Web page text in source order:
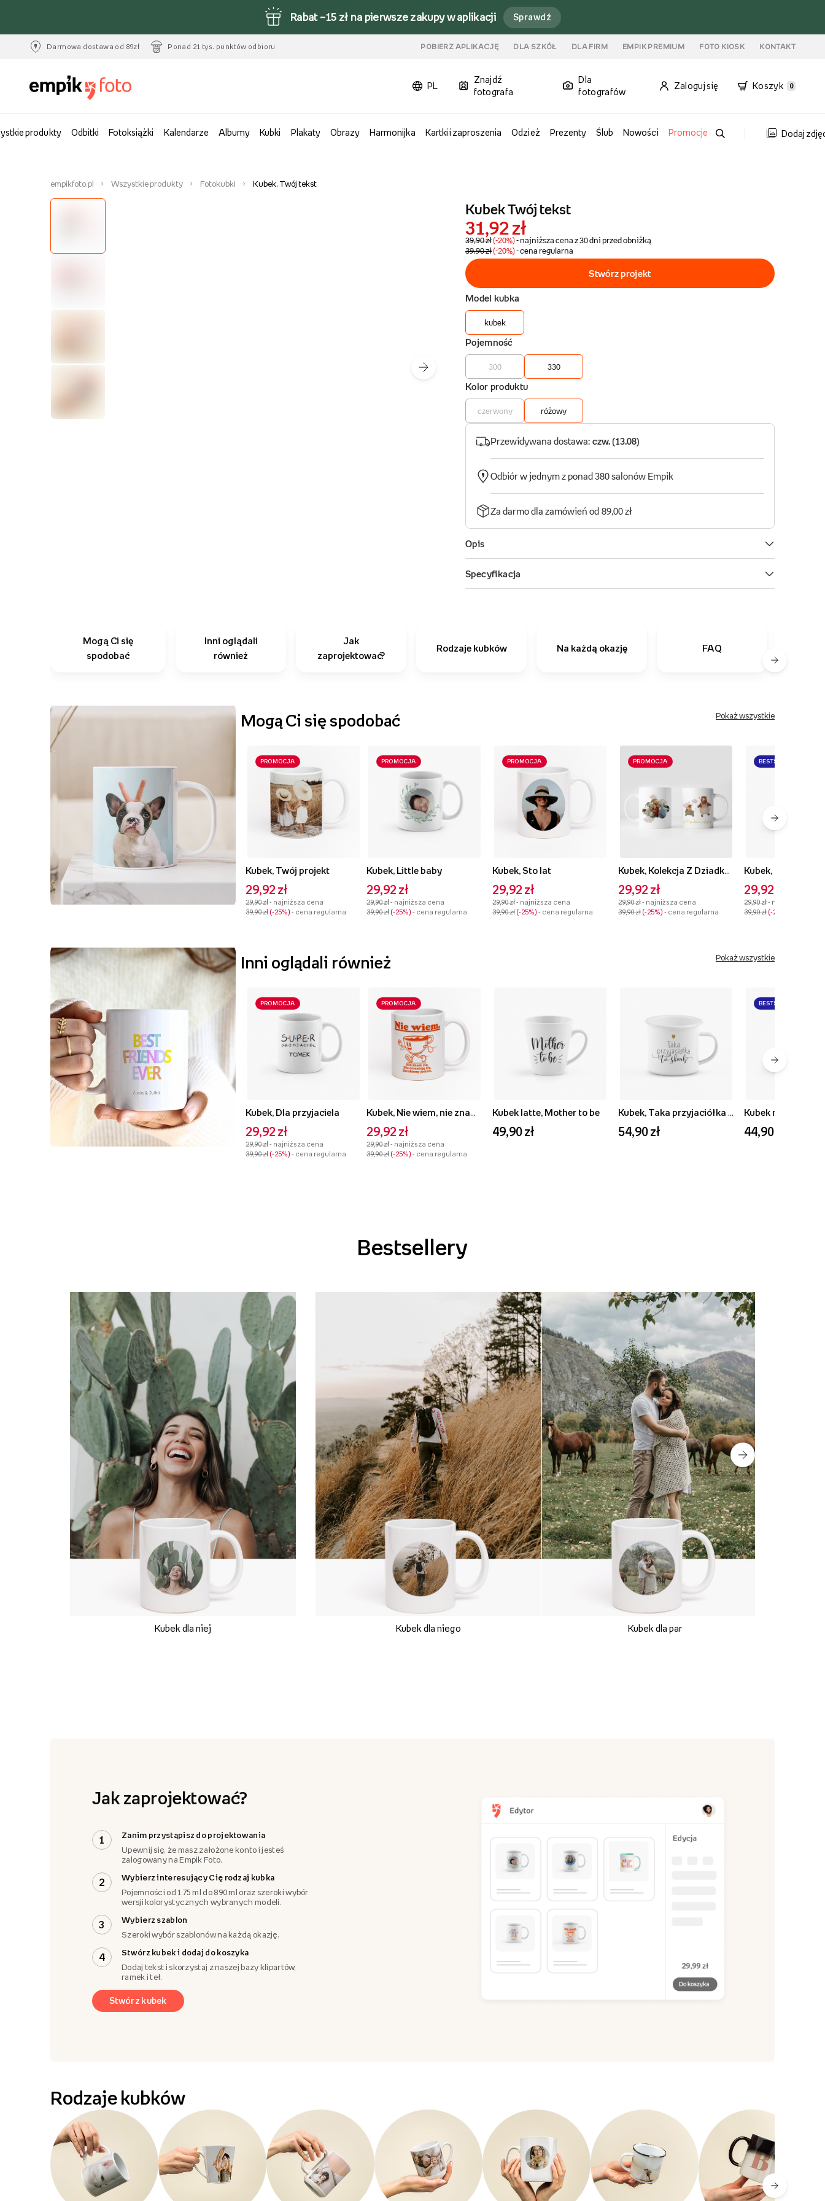
Rabat –15 zł na pierwsze zakupy w aplikacji Sprawdź
Darmowa dostawa od 89zł Ponad 21 tys. punktów odbioru POBIERZ APLIKACJĘ DLA SZKÓŁ DLA FIRM EMPIK PREMIUM FOTO KIOSK KONTAKT
PL
Znajdź
fotografa
Dla
fotografów
Zaloguj się Koszyk 0
produkty Odbitki Fotoksiążki Kalendarze Albumy Kubki Plakaty Obrazy Harmonijka Kartki i zaproszenia Odzież Prezenty Ślub Nowości Promocje Dodaj
empikfoto.pl Wszystkie produkty Fotokubki Kubek, Twój tekst
Mogą Ci się
spodobać
Inni oglądali
również
Jak
zaprojektować?
Rodzaje kubków Na każdą okazję FAQ
Mogą Ci się spodobać Pokaż wszystkie
PROMOCJA
Kubek, Twój projekt
29,92 zł
29,90 zł- najniższa cena
39,90 zł -25% - cena regularna
PROMOCJA
Kubek, Little baby
29,92 zł
29,90 zł- najniższa cena
39,90 zł -25% - cena regularna
PROMOCJA
Kubek, Sto lat
29,92 zł
29,90 zł- najniższa cena
39,90 zł -25% - cena regularna
PROMOCJA
29,92 zł
29,90 zł- najniższa cena
39,90 zł -25% - cena regularna
BESTSELLER
Kubek, Rodzinne
29,92 zł
29,90 zł- najniższa cena
39,90 zł -25%
Inni oglądali również Pokaż wszystkie
PROMOCJA
Kubek, Dla przyjaciela
29,92 zł
29,90 zł- najniższa cena
39,90 zł -25% - cena regularna
PROMOCJA
29,92 zł
29,90 zł- najniższa cena
39,90 zł -25% - cena regularna
Kubek latte, Mother to be
49,90 zł 54,90 zł
BESTSELLER
44,90 zł
Bestsellery
Kubek dla niej Kubek dla niego Kubek dla par
Jak zaprojektować?
1
Zanim przystąpisz do projektowania
Upewnij się, że masz założone konto i jesteś
zalogowany na Empik Foto.
2
Wybierz interesujący Cię rodzaj kubka
Pojemności od 175 ml do 890 ml oraz szeroki wybór
wersji kolorystycznych wybranych modeli.
3
Wybierz szablon
Szeroki wybór szablonów na każdą okazję.
4
Stwórz kubek i dodaj do koszyka
Dodaj tekst i skorzystaj z naszej bazy klipartów,
ramek i teł.
Stwórz kubek
Rodzaje kubków